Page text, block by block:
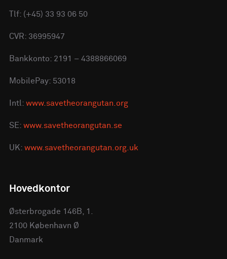
Tlf: (+45) 33 93 06 50
CVR: 36995947
Bankkonto: 2191 – 4388866069
MobilePay: 53018
Intl: www.savetheorangutan.org
SE: www.savetheorangutan.se
UK: www.savetheorangutan.org.uk
Hovedkontor
Østerbrogade 146B, 1.
2100 København Ø
Danmark